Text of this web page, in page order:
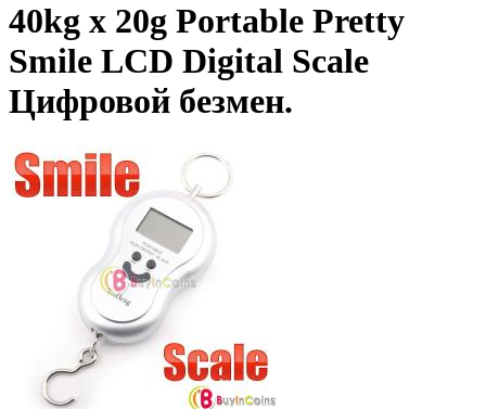
40kg x 20g Portable Pretty
Smile LCD Digital Scale
Цифровой безмен.